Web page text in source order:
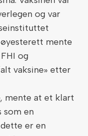
og var
mente
og
vaksine» etter
mente at et klart
som en
er en